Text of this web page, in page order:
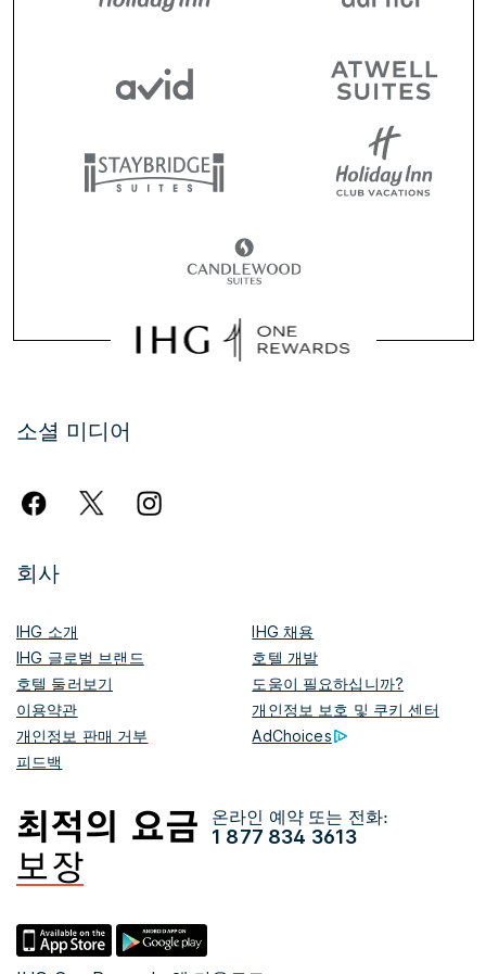
소셜 미디어
회사
IHG 소개
IHG 채용
IHG 글로벌 브랜드
호텔 개발
호텔 둘러보기
도움이 필요하십니까?
이용약관
개인정보 보호 및 쿠키 센터
개인정보 판매 거부
AdChoices
피드백
온라인 예약 또는 전화:
1 877 834 3613